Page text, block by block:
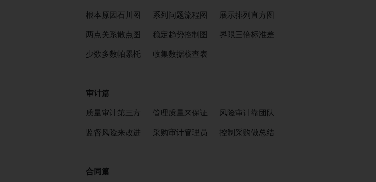
根本原因石川图 系列问题流程图 展示排列直方图
两点关系散点图 稳定趋势控制图 界限三倍标准差
少数多数帕累托 收集数据核查表
审计篇
质量审计第三方 管理质量来保证 风险审计靠团队
监督风险来改进 采购审计管理员 控制采购做总结
合同篇